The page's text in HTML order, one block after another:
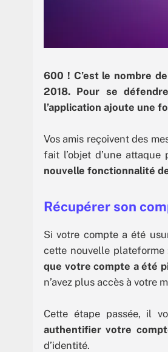
600 ! C’est le nombre
2018. Pour se
l’application ajoute une
Vos amis reçoivent des
fait l’objet d’une
nouvelle fonctionnalité
Récupérer son
Si votre compte a été
cette nouvelle plateforme
que votre compte a été
n’avez plus accès à votre
Cette étape passée, il
authentifier votre
d’identité.